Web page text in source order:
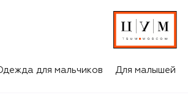
для мальчиков Для малышей